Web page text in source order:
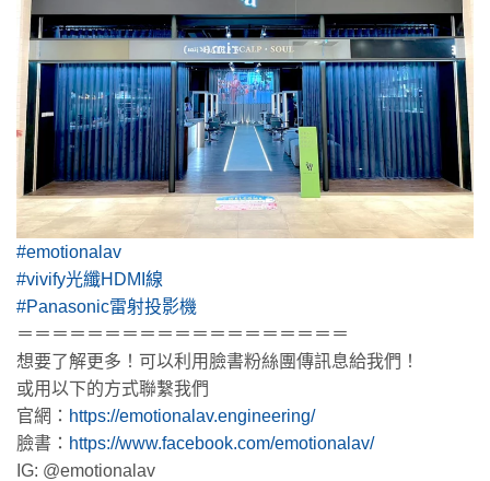
#emotionalav
#vivify光纖HDMI線
#Panasonic雷射投影機
＝＝＝＝＝＝＝＝＝＝＝＝＝＝＝＝＝＝＝
想要了解更多！可以利用臉書粉絲團傳訊息給我們！
或用以下的方式聯繫我們
官網： https://emotionalav.engineering/
臉書： https://www.facebook.com/emotionalav/
IG: @emotionalav